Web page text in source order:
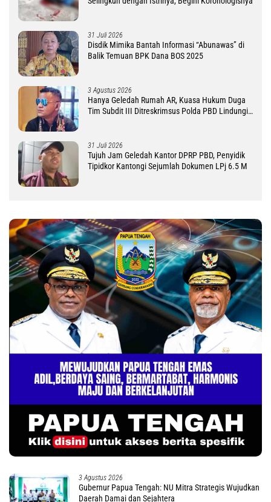
31 Juli 2026
Disdik Mimika Bantah Informasi “Abunawas” di
Balik Temuan BPK Dana BOS 2025
3 Agustus 2026
Hanya Geledah Rumah AR, Kuasa Hukum Duga
Tim Subdit III Ditreskrimsus Polda PBD Lindungi
31 Juli 2026
Tujuh Jam Geledah Kantor DPRP PBD, Penyidik
Tipidkor Kantongi Sejumlah Dokumen LPj 6.5 M
3 Agustus 2026
Gubernur Papua Tengah: NU Mitra Strategis Wujudkan
Daerah Damai dan Sejahtera